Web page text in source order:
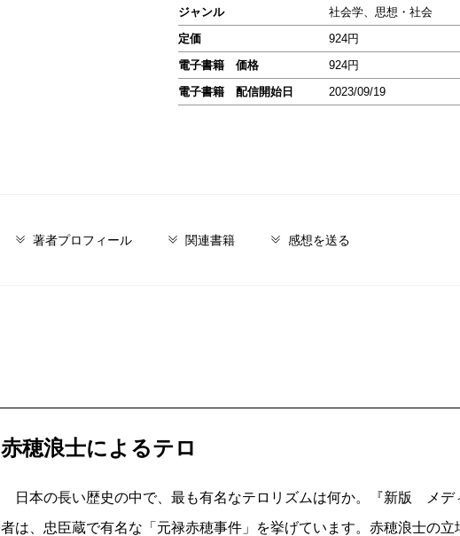
ジャンル
社会学、思想・社会
定価
924円
電子書籍 価格
924円
電子書籍 配信開始日
2023/09/19
著者プロフィール 関連書籍 感想を送る
赤穂浪士によるテロ
日本の長い歴史の中で、最も有名なテロリズムは何か。『新版 メデ
者は、忠臣蔵で有名な「元禄赤穂事件」を挙げています。赤穂浪士の